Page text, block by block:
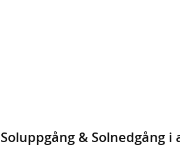
Soluppgång & Solnedgång i